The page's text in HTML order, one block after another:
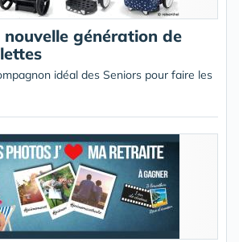
nouvelle génération de
idéal des Seniors pour faire les